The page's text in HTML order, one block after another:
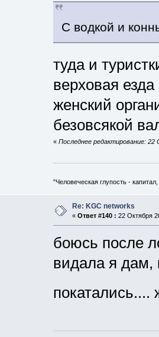
С водкой и
туда и
верховая езда
женский
безовсякой
« Последнее редактирование:
"Человеческая глупость -
Re: KGC networks
« Ответ #140 : 22 Октября
боюсь после
видала я дам,